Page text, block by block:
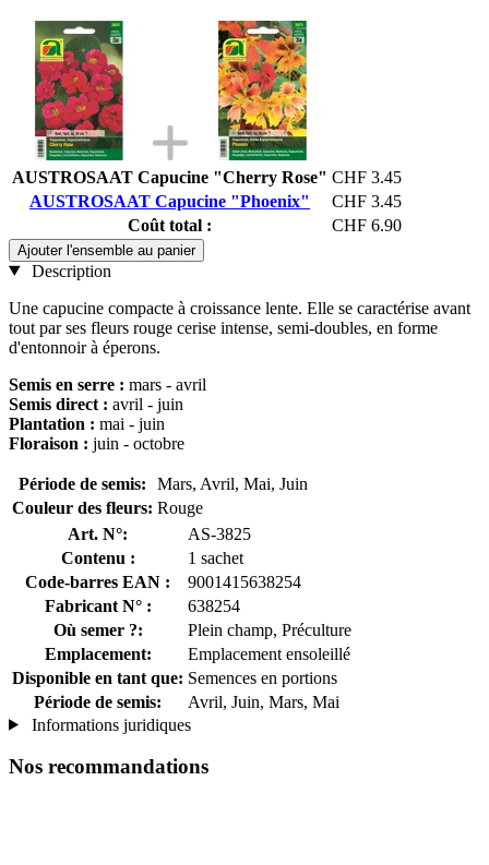
AUSTROSAAT Capucine "Cherry Rose" CHF 3.45
AUSTROSAAT Capucine "Phoenix"
CHF 3.45
Coût total :
CHF 6.90
Ajouter l'ensemble au panier
Description
Une capucine compacte à croissance lente. Elle se caractérise avant
tout par ses fleurs rouge cerise intense, semi-doubles, en forme
d'entonnoir à éperons.
Semis en serre : mars - avril
Semis direct : avril - juin
Plantation : mai - juin
Floraison : juin - octobre
Période de semis:
Mars, Avril, Mai, Juin
Couleur des fleurs: Rouge
Art. N°:
AS-3825
Contenu :
1 sachet
Code-barres EAN :
9001415638254
Fabricant N° :
638254
Où semer ?:
Plein champ, Préculture
Emplacement:
Emplacement ensoleillé
Disponible en tant que: Semences en portions
Période de semis:
Avril, Juin, Mars, Mai
Informations juridiques
Nos recommandations